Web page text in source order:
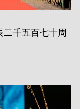
千五百七十周